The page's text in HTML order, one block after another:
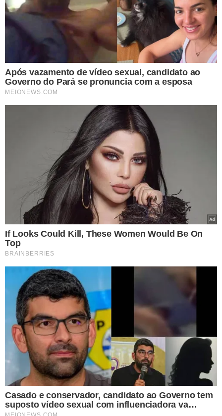
TÓPICOS
UTI PRISÃO VIOLÊNCIA DOMÉSTICA
CAMPO MAIOR
FEMINICÍDIO
VEJA TAMBÉM
MOTIVAÇÃO DESCONHECIDA
Homem assassinado em
Teresina tinha
passagem por tentativa
de latrocínio, diz DHPP